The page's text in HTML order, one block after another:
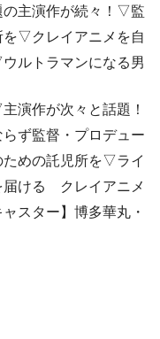
主演作が続々！▽監
を▽クレイアニメを自
ルトラマンになる男
演作が次々と話題！
ず監督・プロデュー
めの託児所を▽ライ
届ける クレイアニメ
スター】博多華丸・